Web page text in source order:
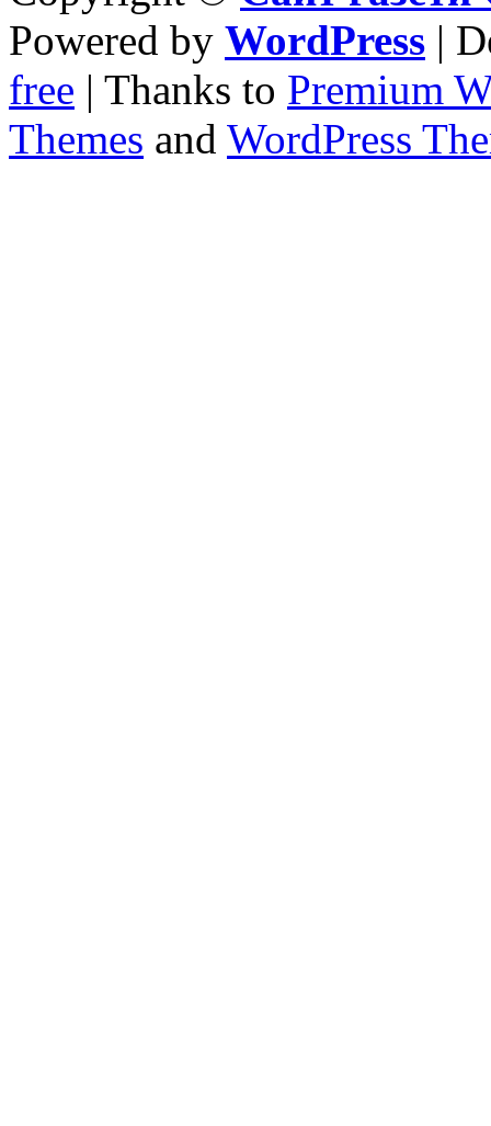
Powered by WordPress |
free | Thanks to Premium
Themes and WordPress